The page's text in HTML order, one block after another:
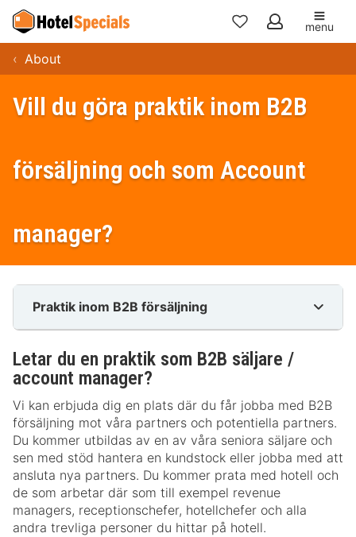
Mina
menu
About
Vill du göra praktik inom B2B
försäljning och som Account
manager?
Praktik inom B2B försäljning
Letar du en praktik som B2B säljare /
account manager?
Vi kan erbjuda dig en plats där du får jobba med B2B
försäljning mot våra partners och potentiella partners.
Du kommer utbildas av en av våra seniora säljare och
sen med stöd hantera en kundstock eller jobba med att
ansluta nya partners. Du kommer prata med hotell och
de som arbetar där som till exempel revenue
managers, receptionschefer, hotellchefer och alla
andra trevliga personer du hittar på hotell.